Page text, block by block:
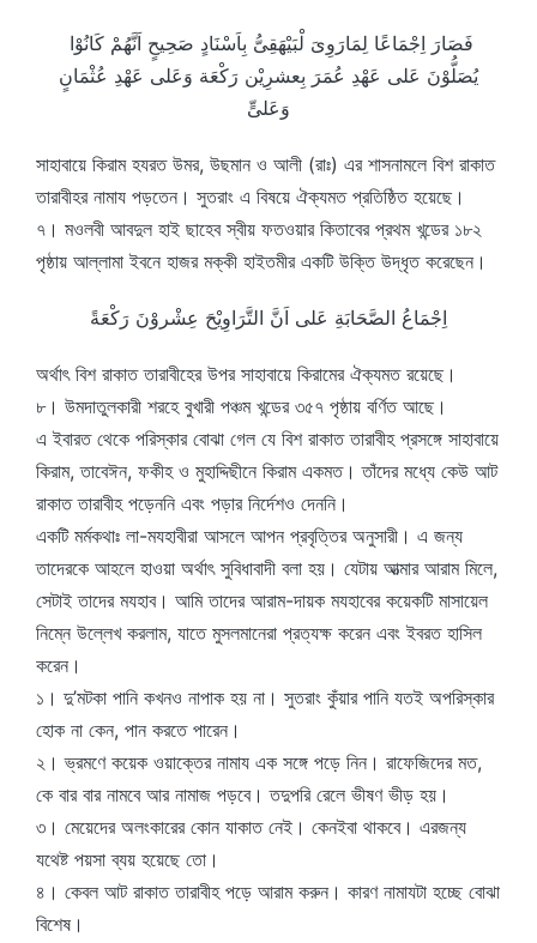
يُصَلُّوْنَ عَلى عَهْدِ عُمَرَ بِعشرِيْن رَكْعَة وَعَلى عَهْدِ عُثْمَانٍ
وَعَلىٍّ
সাহাবায়ে কিরাম হযরত উমর, উছমান ও আলী (রাঃ) এর শাসনামলে বিশ রাকাত
তারাবীহর নামায পড়তেন। সুতরাং এ বিষয়ে ঐক্যমত প্রতিষ্ঠিত হয়েছে।
৭। মওলবী আবদুল হাই ছাহেব স্বীয় ফতওয়ার কিতাবের প্রথম খন্ডের ১৮২
পৃষ্ঠায় আল্লামা ইবনে হাজর মক্কী হাইতমীর একটি উক্তি উদ্ধৃত করেছেন।
اِجْمَاعُ الصَّحَابَةِ عَلى اَنَّ التَّرَاوِيْحَ عِشْروْنَ رَكْعَةً
অর্থাৎ বিশ রাকাত তারাবীহের উপর সাহাবায়ে কিরামের ঐক্যমত রয়েছে।
৮। উমদাতুলকারী শরহে বুখারী পঞ্চম খন্ডের ৩৫৭ পৃষ্ঠায় বর্ণিত আছে।
এ ইবারত থেকে পরিস্কার বোঝা গেল যে বিশ রাকাত তারাবীহ প্রসঙ্গে সাহাবায়ে
কিরাম, তাবেঈন, ফকীহ ও মুহাদ্দিছীনে কিরাম একমত। তাঁদের মধ্যে কেউ আট
রাকাত তারাবীহ পড়েননি এবং পড়ার নির্দেশও দেননি।
একটি মর্মকথাঃ লা-মযহাবীরা আসলে আপন প্রবৃত্তির অনুসারী। এ জন্য
তাদেরকে আহলে হাওয়া অর্থাৎ সুবিধাবাদী বলা হয়। যেটায় আত্মার আরাম মিলে,
সেটাই তাদের মযহাব। আমি তাদের আরাম-দায়ক মযহাবের কয়েকটি মাসায়েল
নিম্নে উল্লেখ করলাম, যাতে মুসলমানেরা প্রত্যক্ষ করেন এবং ইবরত হাসিল
করেন।
১। দু’মটকা পানি কখনও নাপাক হয় না। সুতরাং কুঁয়ার পানি যতই অপরিস্কার
হোক না কেন, পান করতে পারেন।
২। ভ্রমণে কয়েক ওয়াক্তের নামায এক সঙ্গে পড়ে নিন। রাফেজিদের মত,
কে বার বার নামবে আর নামাজ পড়বে। তদুপরি রেলে ভীষণ ভীড় হয়।
৩। মেয়েদের অলংকারের কোন যাকাত নেই। কেনইবা থাকবে। এরজন্য
যথেষ্ট পয়সা ব্যয় হয়েছে তো।
৪। কেবল আট রাকাত তারাবীহ পড়ে আরাম করুন। কারণ নামাযটা হচ্ছে বোঝা
বিশেষ।